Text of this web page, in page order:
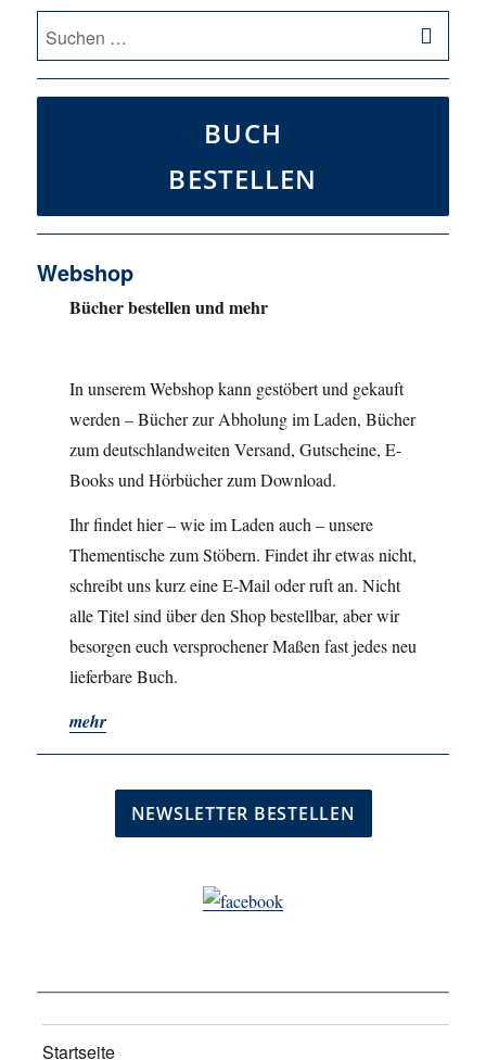
Suche
nach:
BUCH
BESTELLEN
Webshop
Bücher bestellen und mehr
In unserem Webshop kann gestöbert und gekauft
werden – Bücher zur Abholung im Laden, Bücher
zum deutschlandweiten Versand, Gutscheine, E-
Books und Hörbücher zum Download.
Ihr findet hier – wie im Laden auch – unsere
Thementische zum Stöbern. Findet ihr etwas nicht,
schreibt uns kurz eine E-Mail oder ruft an. Nicht
alle Titel sind über den Shop bestellbar, aber wir
besorgen euch versprochener Maßen fast jedes neu
lieferbare Buch.
mehr
Startseite